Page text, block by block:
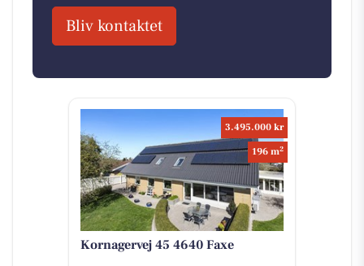
Bliv kontaktet
3.495.000 kr
196 m2
Kornagervej 45 4640 Faxe